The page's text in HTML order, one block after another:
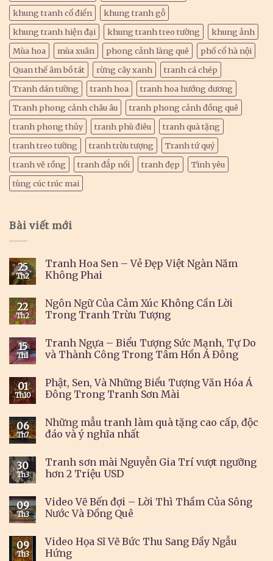
khung tranh cổ điển
khung tranh gỗ
khung tranh hiện đại
khung tranh treo tường
khung ảnh
Mùa hoa
mùa xuân phong cảnh làng quê
phố cổ hà nội
Quan thế âm bồ tát
rừng cây xanh
tranh cá chép
Tranh dán tường
tranh hoa
tranh hoa hướng dương
Tranh phong cảnh châu âu
tranh phong cảnh đồng quê
tranh phong thủy
tranh phù điêu
tranh quà tặng
tranh treo tường
tranh trừu tượng
Tranh tứ quý
tranh vẽ rồng
tranh đắp nổi tranh đẹp
Tình yêu
tùng cúc trúc mai
Bài viết mới
25
Th2
Tranh Hoa Sen – Vẻ Đẹp Việt Ngàn Năm
Không Phai
22
Th2
Ngôn Ngữ Của Cảm Xúc Không Cần Lời
Trong Tranh Trừu Tượng
15
Th1
Tranh Ngựa – Biểu Tượng Sức Mạnh, Tự Do
và Thành Công Trong Tâm Hồn Á Đông
01
Th10
Phật, Sen, Và Những Biểu Tượng Văn Hóa Á
Đông Trong Tranh Sơn Mài
06
Th7
Những mẫu tranh làm quà tặng cao cấp, độc
đáo và ý nghĩa nhất
30
Th3
Tranh sơn mài Nguyễn Gia Trí vượt ngưỡng
hơn 2 Triệu USD
09
Th3
Video Vẽ Bến đợi – Lời Thì Thầm Của Sông
Nước Và Đồng Quê
09
Th3
Video Họa Sĩ Vẽ Bức Thu Sang Đầy Ngẫu
Hứng